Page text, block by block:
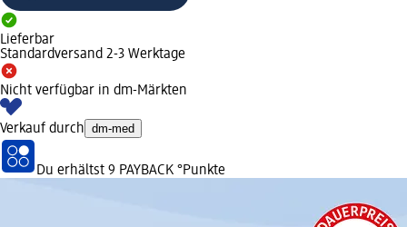
Lieferbar
Standardversand 2-3 Werktage
Nicht verfügbar in dm-Märkten
Verkauf durch dm-med
Du erhältst 9 PAYBACK °Punkte